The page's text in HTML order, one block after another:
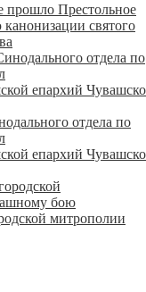
прошло Престольное
святого
отдела по
епархий
митрополии